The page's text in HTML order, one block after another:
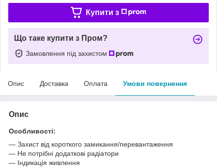
Купити з
Що таке купити з Пром?
Замовлення під захистом
Опис Доставка Оплата Умови повернення
Опис
Особливості:
― Захист від короткого замикання/перевантаження
― Не потрібні додаткові радіатори
― Індикація живлення